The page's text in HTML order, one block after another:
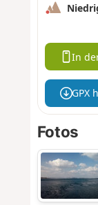
In
GPX
Fotos